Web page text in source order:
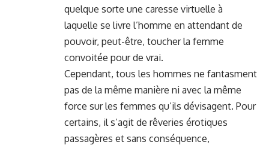
quelque sorte une caresse virtuelle à
laquelle se livre l’homme en attendant de
pouvoir, peut-être, toucher la femme
convoitée pour de vrai.
Cependant, tous les hommes ne fantasment
pas de la même manière ni avec la même
force sur les femmes qu’ils dévisagent. Pour
certains, il s’agit de rêveries érotiques
passagères et sans conséquence,